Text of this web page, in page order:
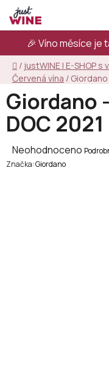
Přejít
na
obsah
🎉 Víno měsíce je
Domů
/ justWINE | E-SHOP s
Červená vína /
Giordano
DOC 2021
Průměrné
hodnocení
Neohodnoceno
Značka:Giordano